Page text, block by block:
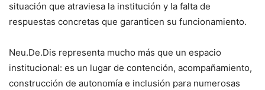
situación que atraviesa la institución y la falta de
respuestas concretas que garanticen su funcionamiento.
Neu.De.Dis representa mucho más que un espacio
institucional: es un lugar de contención, acompañamiento,
construcción de autonomía e inclusión para numerosas